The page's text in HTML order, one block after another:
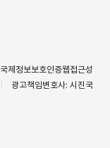
국제정보보호인증웹접근성
광고책임변호사: 시진국